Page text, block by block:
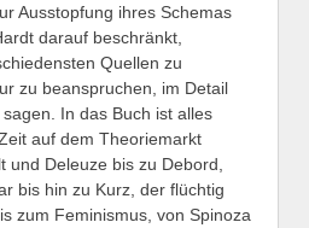
Ausstopfung ihres Schemas
darauf beschränkt,
Quellen zu
zu beanspruchen, im Detail
In das Buch ist alles
auf dem Theoriemarkt
und Deleuze bis zu Debord,
bis hin zu Kurz, der flüchtig
zum Feminismus, von Spinoza